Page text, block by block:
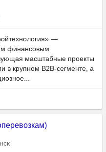
—
финансовым
масштабные проекты
в крупном B2B-сегменте, а